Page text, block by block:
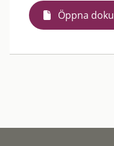
Öppna